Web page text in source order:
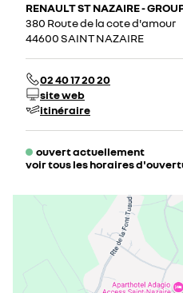
RENAULT ST NAZAIRE -
380 Route de la cote d'amour
44600 SAINT NAZAIRE
02 40 17 20 20
site web
itinéraire
ouvert actuellement
voir tous les horaires
mardi
mercredi
jeudi
vendredi
samedi
dimanche